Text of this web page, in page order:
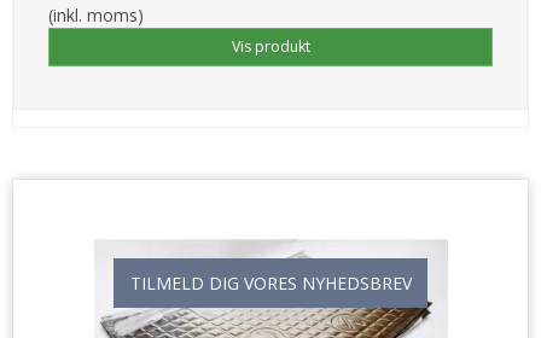
(inkl. moms)
Vis produkt
TILMELD DIG VORES NYHEDSBREV